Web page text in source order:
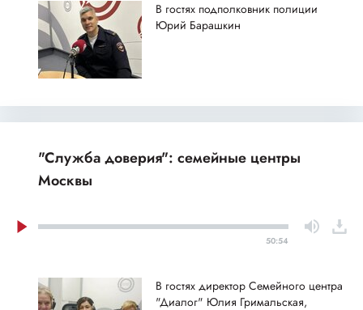
В гостях подполковник полиции
Юрий Барашкин
"Служба доверия": семейные центры
Москвы
50:54
В гостях директор Семейного центра
"Диалог" Юлия Гримальская,